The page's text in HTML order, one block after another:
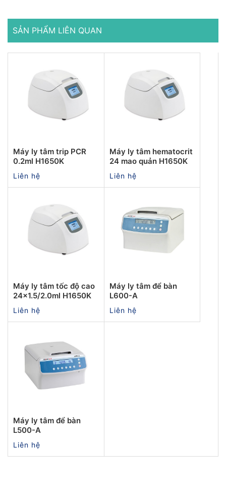
SẢN PHẨM LIÊN QUAN
Máy ly tâm trip PCR
0.2ml H1650K
Liên hệ
Máy ly tâm hematocrit
24 mao quản H1650K
Liên hệ
Máy ly tâm tốc độ cao
24x1.5/2.0ml H1650K
Liên hệ
Máy ly tâm để bàn
L600-A
Liên hệ
Máy ly tâm để bàn
L500-A
Liên hệ